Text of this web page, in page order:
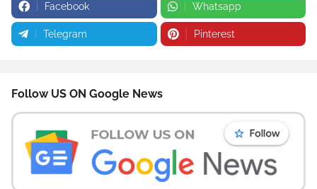
Facebook Whatsapp
Telegram Pinterest
Follow US ON Google News